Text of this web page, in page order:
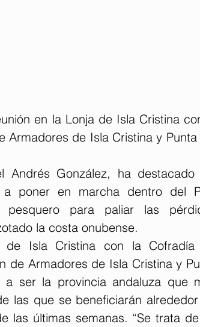
en la Lonja de Isla Cristina
Armadores de Isla Cristina y Punta
Andrés González, ha destacado
poner en marcha dentro del
para paliar las
la costa onubense.
de Isla Cristina con la
de Armadores de Isla Cristina y
ser la provincia andaluza que
las que se beneficiarán
las últimas semanas. “Se trata